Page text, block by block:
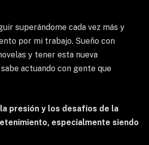
superándome cada vez más y
por mi trabajo. Sueño con
y tener esta nueva
actuando con gente que
presión y los desafíos de la
especialmente siendo